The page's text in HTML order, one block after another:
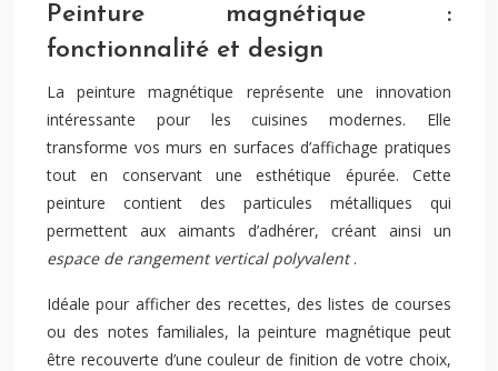
Peinture magnétique :
fonctionnalité et design
La peinture magnétique représente une innovation
intéressante pour les cuisines modernes. Elle
transforme vos murs en surfaces d’affichage pratiques
tout en conservant une esthétique épurée. Cette
peinture contient des particules métalliques qui
permettent aux aimants d’adhérer, créant ainsi un
espace de rangement vertical polyvalent.
Idéale pour afficher des recettes, des listes de courses
ou des notes familiales, la peinture magnétique peut
être recouverte d’une couleur de finition de votre choix,